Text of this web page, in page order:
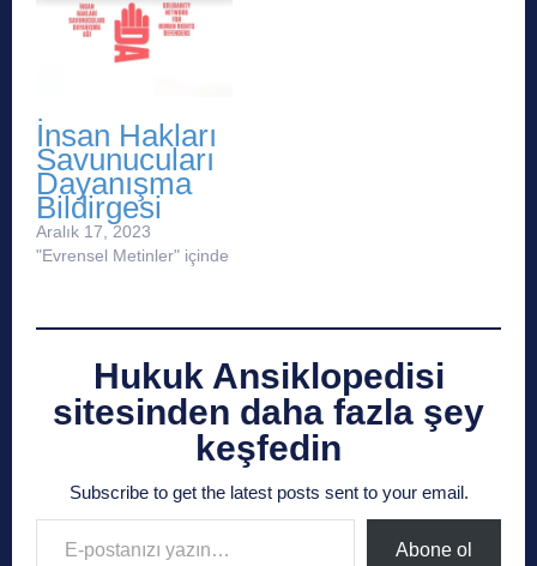
İnsan Hakları
Savunucuları
Dayanışma
Bildirgesi
Aralık 17, 2023
"Evrensel Metinler" içinde
Hukuk Ansiklopedisi
sitesinden daha fazla şey
keşfedin
Subscribe to get the latest posts sent to your email.
E-postanızı yazın…
Abone ol